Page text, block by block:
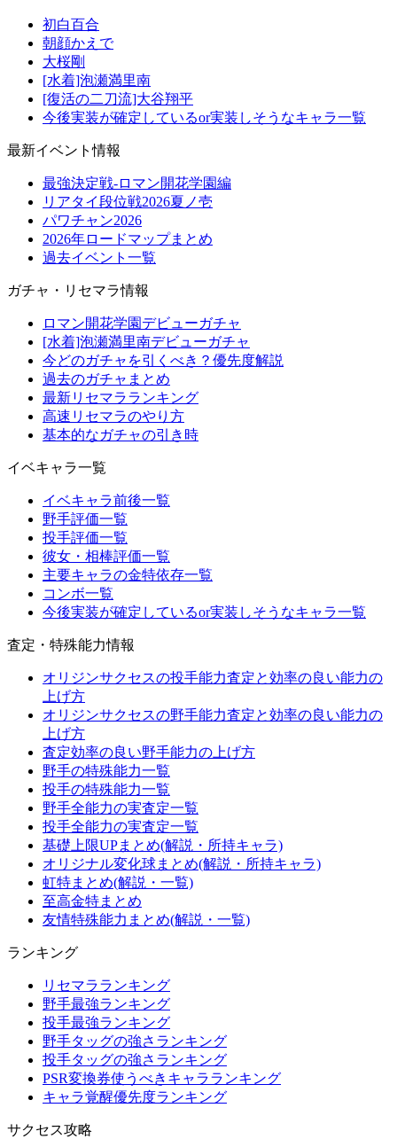
初白百合
朝顔かえで
大桜剛
[水着]泡瀬満里南
[復活の二刀流]大谷翔平
今後実装が確定しているor実装しそうなキャラ一覧
最新イベント情報
最強決定戦-ロマン開花学園編
リアタイ段位戦2026夏ノ壱
パワチャン2026
2026年ロードマップまとめ
過去イベント一覧
ガチャ・リセマラ情報
ロマン開花学園デビューガチャ
[水着]泡瀬満里南デビューガチャ
今どのガチャを引くべき？優先度解説
過去のガチャまとめ
最新リセマラランキング
高速リセマラのやり方
基本的なガチャの引き時
イベキャラ一覧
イベキャラ前後一覧
野手評価一覧
投手評価一覧
彼女・相棒評価一覧
主要キャラの金特依存一覧
コンボ一覧
今後実装が確定しているor実装しそうなキャラ一覧
査定・特殊能力情報
オリジンサクセスの投手能力査定と効率の良い能力の
上げ方
オリジンサクセスの野手能力査定と効率の良い能力の
上げ方
査定効率の良い野手能力の上げ方
野手の特殊能力一覧
投手の特殊能力一覧
野手全能力の実査定一覧
投手全能力の実査定一覧
基礎上限UPまとめ(解説・所持キャラ)
オリジナル変化球まとめ(解説・所持キャラ)
虹特まとめ(解説・一覧)
至高金特まとめ
友情特殊能力まとめ(解説・一覧)
ランキング
リセマラランキング
野手最強ランキング
投手最強ランキング
野手タッグの強さランキング
投手タッグの強さランキング
PSR変換券使うべきキャラランキング
キャラ覚醒優先度ランキング
サクセス攻略